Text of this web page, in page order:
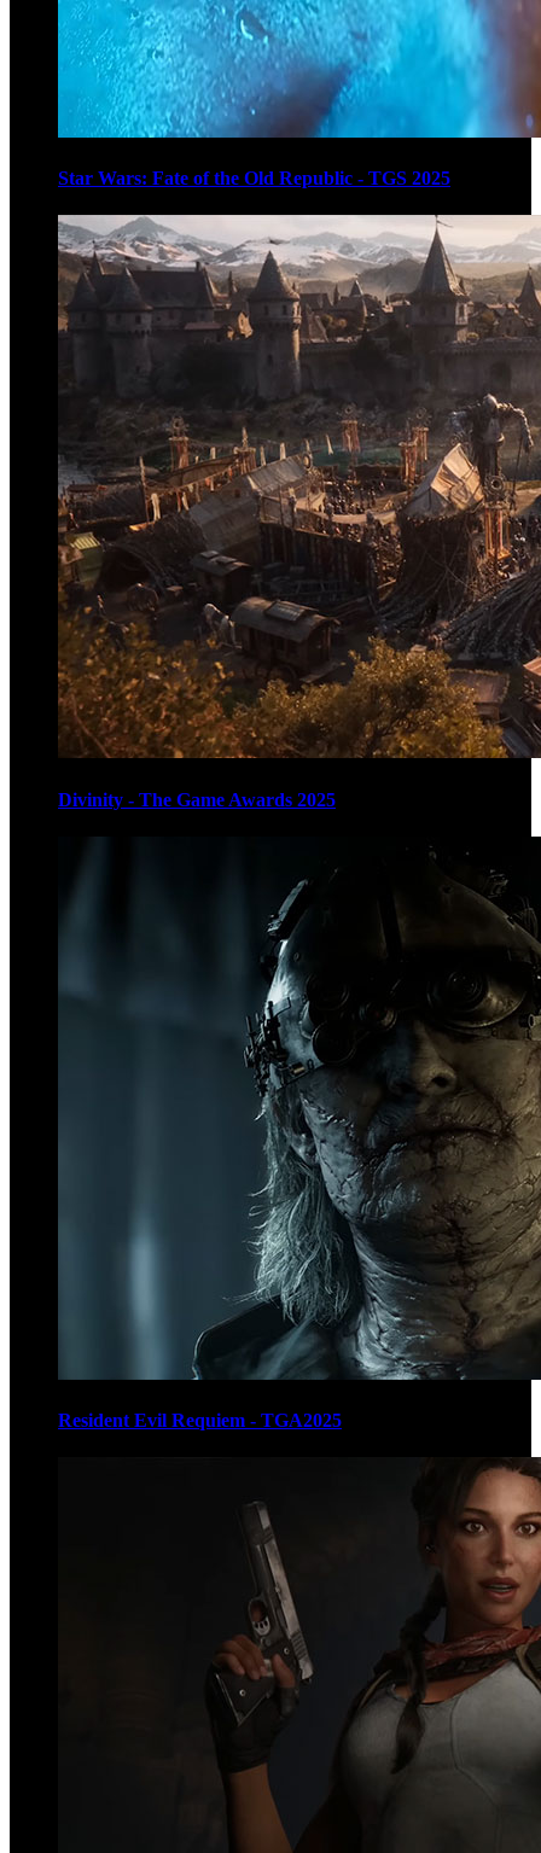
Star Wars: Fate of the Old Republic - TGS 2025
Divinity - The Game Awards 2025
Resident Evil Requiem - TGA2025